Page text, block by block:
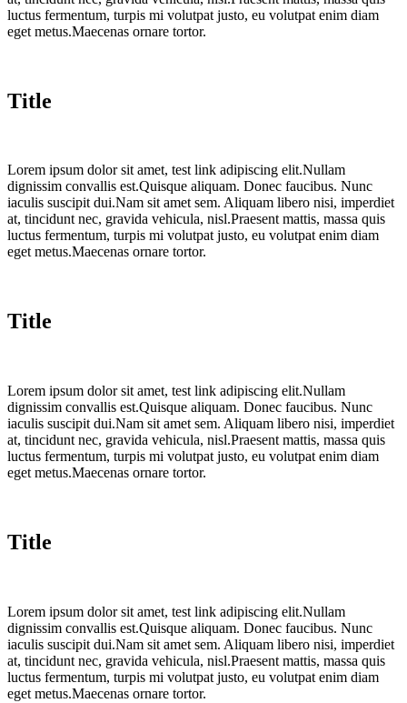
luctus fermentum, turpis mi volutpat justo, eu volutpat enim diam
eget metus.Maecenas ornare tortor.
Title
Lorem ipsum dolor sit amet, test link adipiscing elit.Nullam
dignissim convallis est.Quisque aliquam. Donec faucibus. Nunc
iaculis suscipit dui.Nam sit amet sem. Aliquam libero nisi, imperdiet
at, tincidunt nec, gravida vehicula, nisl.Praesent mattis, massa quis
luctus fermentum, turpis mi volutpat justo, eu volutpat enim diam
eget metus.Maecenas ornare tortor.
Title
Lorem ipsum dolor sit amet, test link adipiscing elit.Nullam
dignissim convallis est.Quisque aliquam. Donec faucibus. Nunc
iaculis suscipit dui.Nam sit amet sem. Aliquam libero nisi, imperdiet
at, tincidunt nec, gravida vehicula, nisl.Praesent mattis, massa quis
luctus fermentum, turpis mi volutpat justo, eu volutpat enim diam
eget metus.Maecenas ornare tortor.
Title
Lorem ipsum dolor sit amet, test link adipiscing elit.Nullam
dignissim convallis est.Quisque aliquam. Donec faucibus. Nunc
iaculis suscipit dui.Nam sit amet sem. Aliquam libero nisi, imperdiet
at, tincidunt nec, gravida vehicula, nisl.Praesent mattis, massa quis
luctus fermentum, turpis mi volutpat justo, eu volutpat enim diam
eget metus.Maecenas ornare tortor.